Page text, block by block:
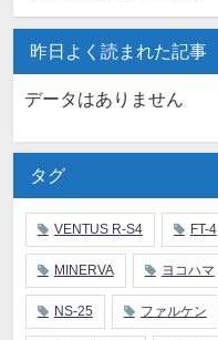
昨日よく読まれた記事
データはありません
タグ
VENTUS R-S4 FT-4
MINERVA ヨコハマ
NS-25 ファルケン